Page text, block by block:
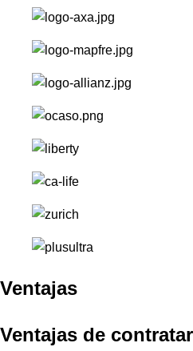
Ventajas
Ventajas de